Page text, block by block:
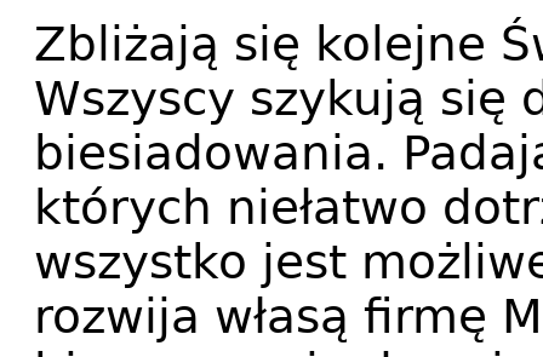
Zbliżają się kolejne
Wszyscy szykują się
biesiadowania.
których niełatwo
wszystko jest
rozwija własą firmę